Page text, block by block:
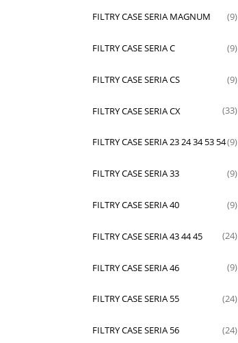
FILTRY CASE SERIA MAGNUM (9)
FILTRY CASE SERIA C (9)
FILTRY CASE SERIA CS (9)
FILTRY CASE SERIA CX (33)
FILTRY CASE SERIA 23 24 34 53 54(9)
FILTRY CASE SERIA 33 (9)
FILTRY CASE SERIA 40 (9)
FILTRY CASE SERIA 43 44 45 (24)
FILTRY CASE SERIA 46 (9)
FILTRY CASE SERIA 55 (24)
FILTRY CASE SERIA 56 (24)